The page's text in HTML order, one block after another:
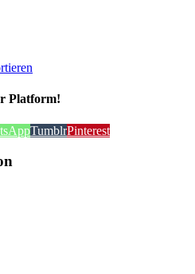
Platform!
TumblrPinterest